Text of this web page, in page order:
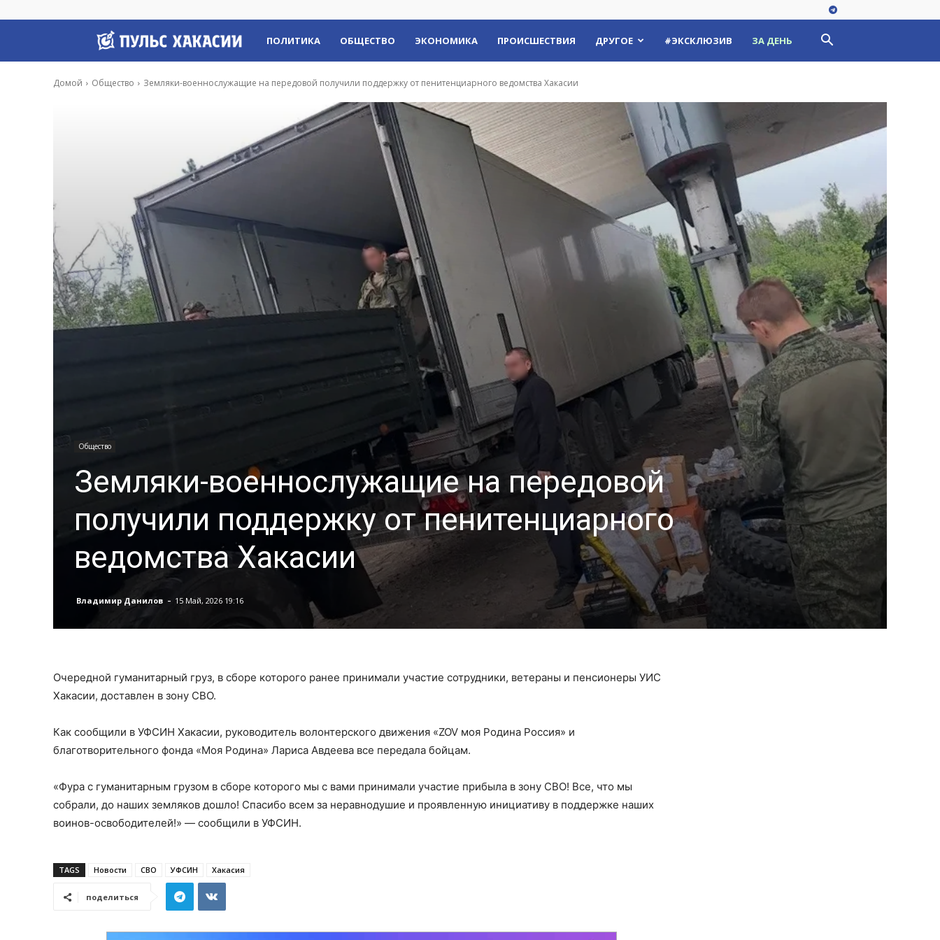
Пульс
Хакасии
ПОЛИТИКА ОБЩЕСТВО ЭКОНОМИКА ПРОИСШЕСТВИЯ ДРУГОЕ #ЭКСКЛЮЗИВ ЗА ДЕНЬ
Домой Общество Земляки-военнослужащие на передовой получили поддержку от пенитенциарного ведомства Хакасии
Общество
Земляки-военнослужащие на передовой
получили поддержку от пенитенциарного
ведомства Хакасии
Владимир Данилов - 15 Май, 2026 19:16
Очередной гуманитарный груз, в сборе которого ранее принимали участие сотрудники, ветераны и пенсионеры УИС
Хакасии, доставлен в зону СВО.
Как сообщили в УФСИН Хакасии, руководитель волонтерского движения «ZOV моя Родина Россия» и
благотворительного фонда «Моя Родина» Лариса Авдеева все передала бойцам.
«Фура с гуманитарным грузом в сборе которого мы с вами принимали участие прибыла в зону СВО! Все, что мы
собрали, до наших земляков дошло! Спасибо всем за неравнодушие и проявленную инициативу в поддержке наших
воинов-освободителей!» — сообщили в УФСИН.
TAGS Новости СВО УФСИН Хакасия
поделиться